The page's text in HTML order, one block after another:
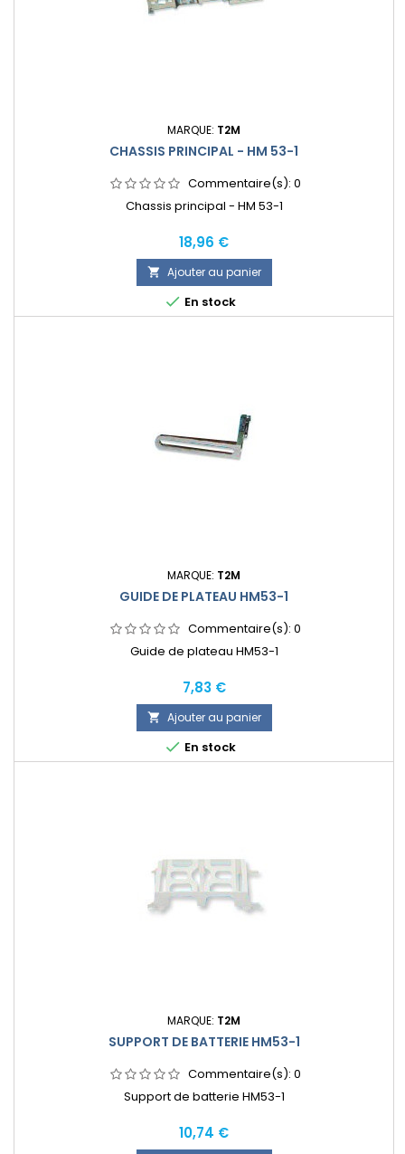
MARQUE: T2M
CHASSIS PRINCIPAL - HM 53-1
Commentaire(s): 0
Chassis principal - HM 53-1
Prix
18,96 €
 Ajouter au panier
 En stock
MARQUE: T2M
GUIDE DE PLATEAU HM53-1
Commentaire(s): 0
Guide de plateau HM53-1
Prix
7,83 €
 Ajouter au panier
 En stock
MARQUE: T2M
SUPPORT DE BATTERIE HM53-1
Commentaire(s): 0
Support de batterie HM53-1
Prix
10,74 €